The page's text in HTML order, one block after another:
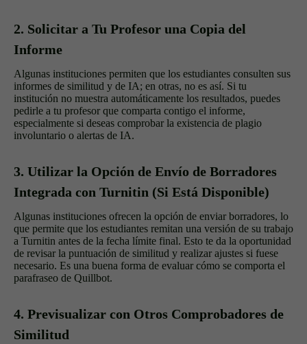
2. Solicitar a Tu Profesor una Copia del
Informe
Algunas instituciones permiten que los estudiantes consulten sus
informes de similitud y de IA; en otras, no es así. Si tu
institución no muestra automáticamente los resultados, puedes
pedirle a tu profesor que comparta contigo el informe,
especialmente si deseas comprobar la existencia de plagio
involuntario o alertas de IA.
3. Utilizar la Opción de Envío de Borradores
Integrada con Turnitin (Si Está Disponible)
Algunas instituciones ofrecen la opción de enviar borradores, lo
que permite que los estudiantes remitan una versión de su trabajo
a Turnitin antes de la fecha límite final. Esto te da la oportunidad
de revisar la puntuación de similitud y realizar ajustes si fuese
necesario. Es una buena forma de evaluar cómo se comporta el
parafraseo de Quillbot.
4. Previsualizar con Otros Comprobadores de
Similitud